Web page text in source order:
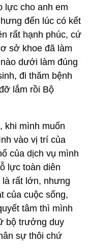
lực cho anh em
đến lúc có kết
rất hạnh phúc, cứ
sở khoe đã làm
dưới làm đúng
đi thăm bệnh
lắm rồi Bộ
khi mình muốn
vào vị trí của
của dịch vụ mình
lực toàn diên
rất lớn, nhưng
của cuộc sống,
tâm thì mình
bộ trưởng duy
sự thôi chứ